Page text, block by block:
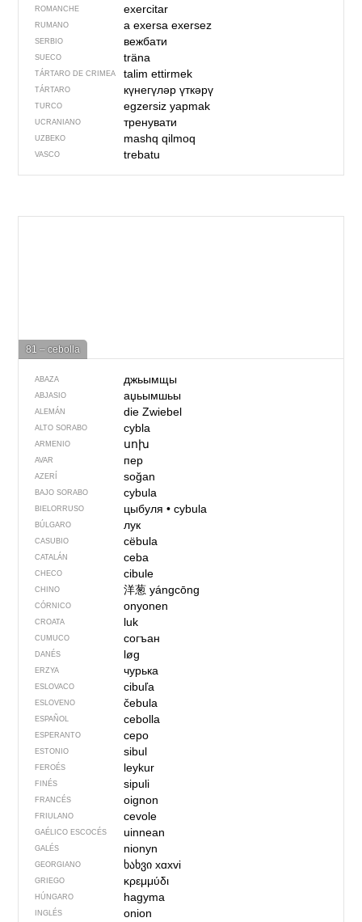
ROMANCHE exercitar
RUMANO a exersaexersez
SERBIO вежбати
SUECO träna
TÁRTARO DE CRIMEA talim ettirmek
TÁRTARO күнегүләр үткәрү
TURCO egzersiz yapmak
UCRANIANO тренувати
UZBEKO mashq qilmoq
VASCO trebatu
81 – cebolla
ABAZA джьымщы
ABJASIO аџьымшьы
ALEMÁN die Zwiebel
ALTO SORABO cybla
ARMENIO սոխ
AVAR пер
AZERÍ soğan
BAJO SORABO cybula
BIELORRUSO цыбуля• cybula
BÚLGARO лук
CASUBIO cëbula
CATALÁN ceba
CHECO cibule
CHINO 洋葱yángcōng
CÓRNICO onyonen
CROATA luk
CUMUCO согъан
DANÉS løg
ERZYA чурька
ESLOVACO cibuľa
ESLOVENO čebula
ESPAÑOL cebolla
ESPERANTO cepo
ESTONIO sibul
FEROÉS leykur
FINÉS sipuli
FRANCÉS oignon
FRIULANO cevole
GAÉLICO ESCOCÉS uinnean
GALÉS nionyn
GEORGIANO ხახვიxɑxvi
GRIEGO κρεμμύδι
HÚNGARO hagyma
INGLÉS onion